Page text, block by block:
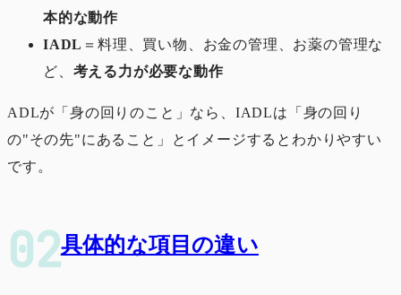
本的な動作
IADL ＝料理、買い物、お金の管理、お薬の管理な
ど、 考える力が必要な動作
ADLが「身の回りのこと」なら、IADLは「身の回り
の"その先"にあること」とイメージするとわかりやすい
です。
具体的な項目の違い